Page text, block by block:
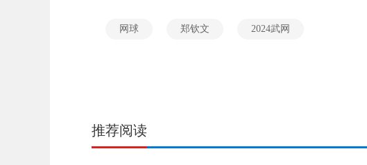
网球 郑钦文 2024武网
推荐阅读